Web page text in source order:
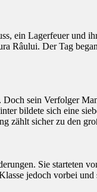
ein Lagerfeuer und
Râului. Der Tag
Doch sein Verfolger
bildete sich eine
zählt sicher zu den
Sie starteten
jedoch vorbei